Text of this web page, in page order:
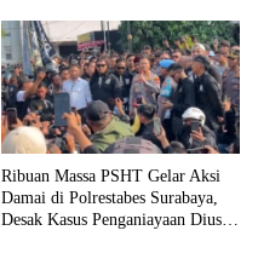
Ribuan Massa PSHT Gelar Aksi
Damai di Polrestabes Surabaya,
Desak Kasus Penganiayaan Diusut